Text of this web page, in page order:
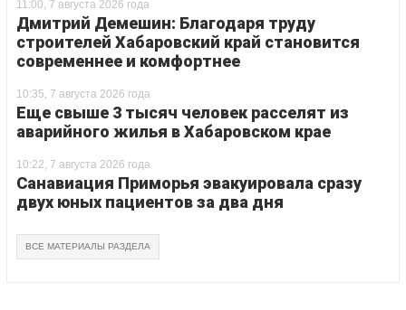
11:00, 7 августа 2026 года
Дмитрий Демешин: Благодаря труду
строителей Хабаровский край становится
современнее и комфортнее
10:35, 7 августа 2026 года
Еще свыше 3 тысяч человек расселят из
аварийного жилья в Хабаровском крае
10:22, 7 августа 2026 года
Санавиация Приморья эвакуировала сразу
двух юных пациентов за два дня
ВСЕ МАТЕРИАЛЫ РАЗДЕЛА